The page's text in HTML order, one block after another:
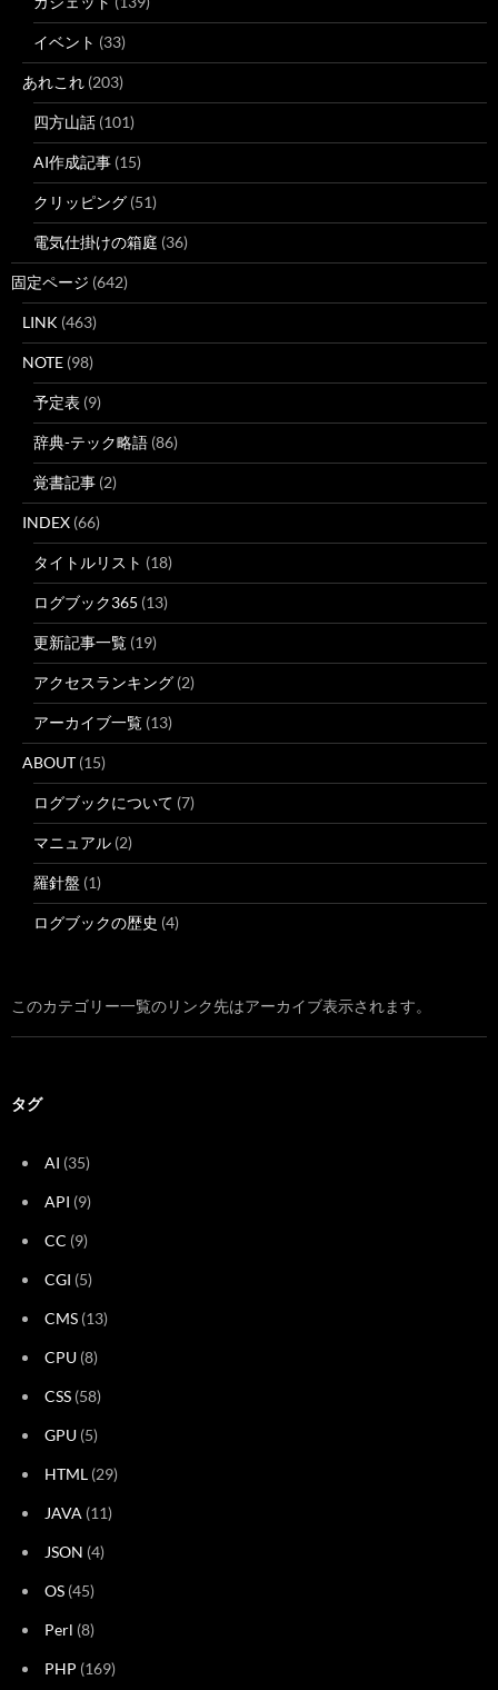
イベント (33)
あれこれ (203)
四方山話 (101)
AI作成記事 (15)
クリッピング (51)
電気仕掛けの箱庭 (36)
固定ページ (642)
LINK (463)
NOTE (98)
予定表 (9)
辞典-テック略語 (86)
覚書記事 (2)
INDEX (66)
タイトルリスト (18)
ログブック365 (13)
更新記事一覧 (19)
アクセスランキング (2)
アーカイブ一覧 (13)
ABOUT (15)
ログブックについて (7)
マニュアル (2)
羅針盤 (1)
ログブックの歴史 (4)
このカテゴリー一覧のリンク先はアーカイブ表示されます。
タグ
AI (35)
API (9)
CC (9)
CGI (5)
CMS (13)
CPU (8)
CSS (58)
GPU (5)
HTML (29)
JAVA (11)
JSON (4)
OS (45)
Perl (8)
PHP (169)